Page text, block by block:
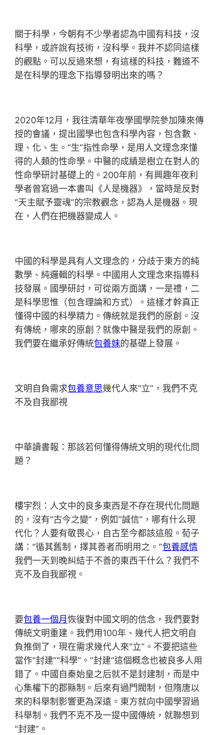
關于科學，今朝有不少學者認為中國有科技，沒
科學，或許說有技術，沒科學。我并不認同這樣
的觀點。可以反過來想，有這樣的科技，難道不
是在科學的理念下指導發明出來的嗎？
2020年12月，我往清華年夜學國學院參加陳來傳
授的會議，提出國學也包含科學內容，包含數、
理、化、生。“生”指性命學，是用人文理念來懂
得的人類的性命學。中醫的成績是樹立在對人的
性命學研討基礎上的。200年前，有興趣年夜利
學者曾寫過一本書叫《人是機器》，當時是反對
“天主賦予靈魂”的宗教觀念，認為人是機器。現
在，人們在把機器變成人。
中國的科學是具有人文理念的，分歧于東方的純
數學、純邏輯的科學。中國用人文理念來指導科
技發展。國學研討，可從兩方面講，一是禮，二
是科學思惟（包含理論和方式）。這樣才幹真正
懂得中國的科學精力。傳統就是我們的原創。沒
有傳統，哪來的原創？就像中醫是我們的原創。
我們要在繼承好傳統包養妹的基礎上發展。
文明自負需求包養意思幾代人來“立”，我們不克
不及自我鄙視
中華讀書報：那該若何懂得傳統文明的現代化問
題？
樓宇烈：人文中的良多東西是不存在現代化問題
的，沒有“古今之變”，例如“誠信”，哪有什么現
代化？人要有敬畏心，自古至今都該這般。荀子
講：“循其舊制，擇其善者而明用之。”包養感情
我們一天到晚糾結于不善的東西干什么？我們不
克不及自我鄙視。
要包養一個月恢復對中國文明的信念，我們要對
傳統文明重建。我們用100年、幾代人把文明自
負推倒了，現在需求幾代人來“立”。不要把這些
當作“封建”“科學”。“封建”這個概念也被良多人用
錯了。中國自秦始皇之后就不是封建制，而是中
心集權下的郡縣制。后來有過門閥制，但隋唐以
來的科舉制影響更為深遠。東方就向中國學習過
科舉制。我們不克不及一提中國傳統，就聯想到
“封建”。